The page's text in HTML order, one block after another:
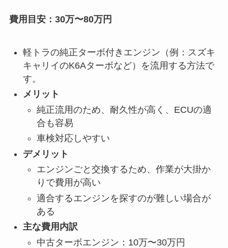
費用目安：30万〜80万円
軽トラの純正ターボ付きエンジン（例：スズキ
キャリイのK6Aターボなど）を流用する方法で
す。
メリット
純正流用のため、耐久性が高く、ECUの適
合も容易
車検対応しやすい
デメリット
エンジンごと交換するため、作業が大掛か
りで費用が高い
適合するエンジンを探すのが難しい場合が
ある
主な費用内訳
中古ターボエンジン：10万〜30万円